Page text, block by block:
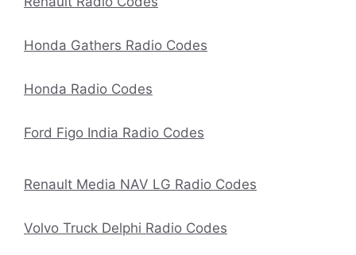
Honda Gathers Radio Codes
Honda Radio Codes
Ford Figo India Radio Codes
Renault Media NAV LG Radio Codes
Volvo Truck Delphi Radio Codes